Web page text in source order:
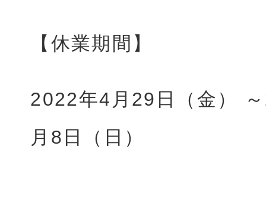
【休業期間】
2022年4月29日（金） ～
月8日（日）